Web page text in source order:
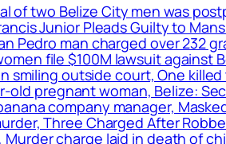
of two Belize City men was
Junior Pleads Guilty to
Pedro man charged over 232
file $100M lawsuit against
smiling outside court, One
old pregnant woman, Belize:
company manager,
Three Charged After
Murder charge laid in death of